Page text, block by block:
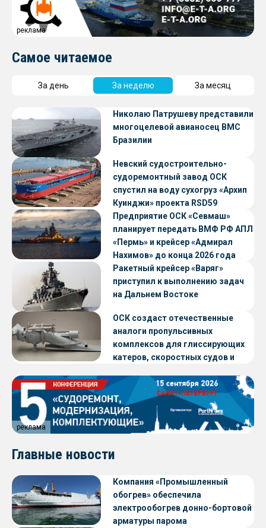
реклама
Самое читаемое
За день За неделю За месяц
Николаю Патрушеву представили
многоцелевой авианосец ВМС
Бразилии
Невский судостроительно-
судоремонтный завод ОСК
спустил на воду сухогруз «Архип
Куинджи» проекта RSD59
Предприятие ОСК «Севмаш»
планирует передать ВМФ РФ АПЛ
«Пермь» и крейсер «Адмирал
Нахимов» до конца 2026 года
Ракетный крейсер «Варяг»
приступил к выполнению задач
на Дальнем Востоке
ОСК создаст отечественные
аналоги пропульсивных
комплексов для глиссирующих
катеров, скоростных судов и
реклама
Главные новости
Компания «Промышленный
обогрев» обеспечила
электрообогрев донно-бортовой
арматуры парома